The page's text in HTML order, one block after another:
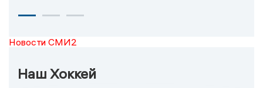
Новости СМИ2
Наш Хоккей